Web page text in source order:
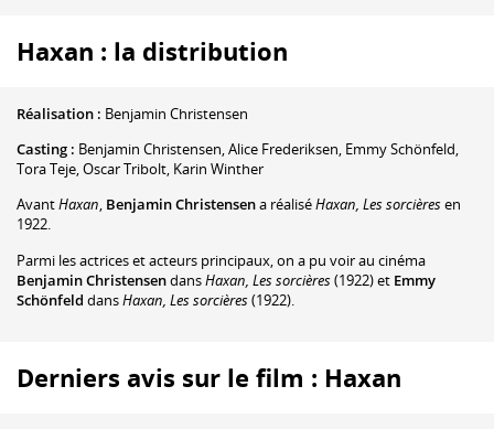
Haxan : la distribution
Réalisation : Benjamin Christensen
Casting : Benjamin Christensen,Alice Frederiksen, Emmy Schönfeld,
Tora Teje,Oscar Tribolt, Karin Winther
AvantHaxan, Benjamin Christensena réaliséHaxan, Les sorcièresen
1922.
Parmi les actrices et acteurs principaux, on a pu voir au cinéma
Benjamin ChristensendansHaxan, Les sorcières(1922) et Emmy
Schönfeld dansHaxan, Les sorcières(1922).
Derniers avis sur le film : Haxan